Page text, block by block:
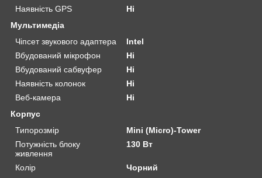
Наявність GPS
Ні
Мультимедіа
Чіпсет звукового адаптера
Intel
Вбудований мікрофон
Ні
Вбудований сабвуфер
Ні
Наявність колонок
Ні
Веб-камера
Ні
Корпус
Типорозмір
Mini (Micro)-Tower
Потужність блоку
живлення
130 Вт
Колір
Чорний